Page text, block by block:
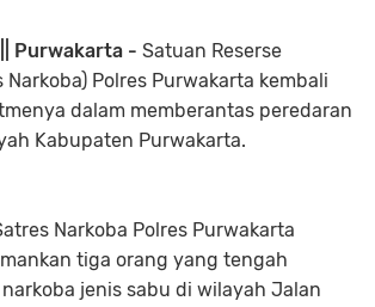
Purwakarta - Satuan Reserse
Narkoba) Polres Purwakarta kembali
dalam memberantas peredaran
Kabupaten Purwakarta.
Narkoba Polres Purwakarta
tiga orang yang tengah
jenis sabu di wilayah Jalan